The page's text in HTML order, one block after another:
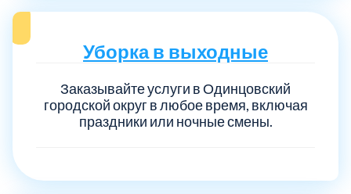
Уборка в выходные
Заказывайте услуги в Одинцовский
городской округ в любое время, включая
праздники или ночные смены.